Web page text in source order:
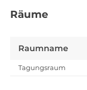
Räume
Raumname
Tagungsraum